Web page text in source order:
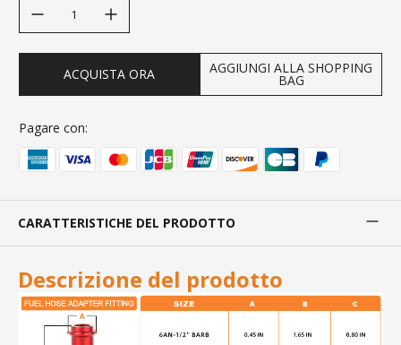
ACQUISTA ORA AGGIUNGI ALLA SHOPPING
BAG
Pagare con:
CARATTERISTICHE DEL PRODOTTO
Descrizione del prodotto